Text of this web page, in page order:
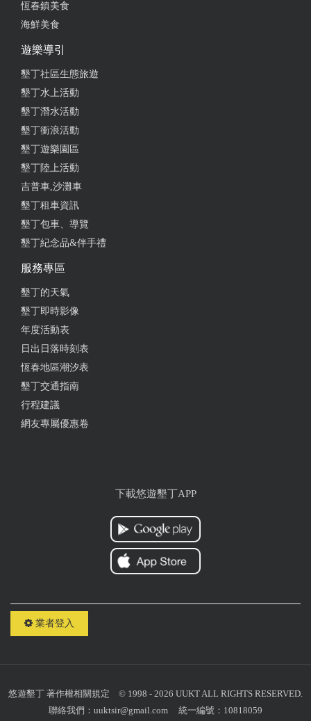
恆春鎮美食
海鮮美食
遊樂導引
墾丁社區生態旅遊
墾丁水上活動
墾丁潛水活動
墾丁衝浪活動
墾丁遊樂園區
墾丁陸上活動
吉普車,沙灘車
墾丁租車資訊
墾丁包車、導覽
墾丁紀念品&伴手禮
服務專區
墾丁的天氣
墾丁即時影像
年度活動表
日出日落時刻表
恆春地區潮汐表
墾丁交通指南
行程建議
網友專屬優惠卷
下載悠遊墾丁APP
業者登入
悠遊墾丁 著作權相關規定 © 1998 - 2026 UUKT ALL RIGHTS RESERVED.
聯絡我們： uuktsir@gmail.com 統一編號：10818059